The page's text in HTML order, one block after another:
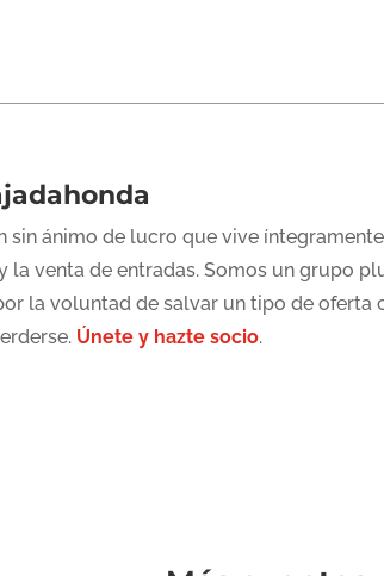
sin ánimo de lucro que vive
la venta de entradas. Somos un grupo
la voluntad de salvar un tipo de oferta
Únete y hazte socio.